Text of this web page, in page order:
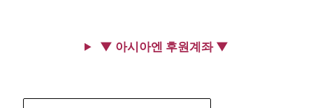
▼ 아시아엔 후원계좌 ▼